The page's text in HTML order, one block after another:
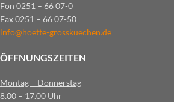
Fon 0251 – 66 07-0
Fax 0251 – 66 07-50
info@hoette-grosskuechen.de
ÖFFNUNGSZEITEN
Montag – Donnerstag
8.00 – 17.00 Uhr